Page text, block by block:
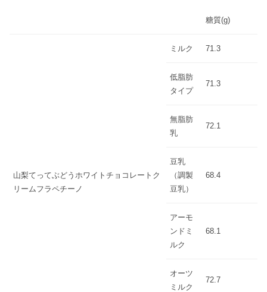
糖質(g)
山梨てってぶどうホワイトチョコレートク
リームフラペチーノ
ミルク 71.3
低脂肪
タイプ
71.3
無脂肪
乳
72.1
豆乳
（調製
豆乳）
68.4
アーモ
ンドミ
ルク
68.1
オーツ
ミルク
72.7